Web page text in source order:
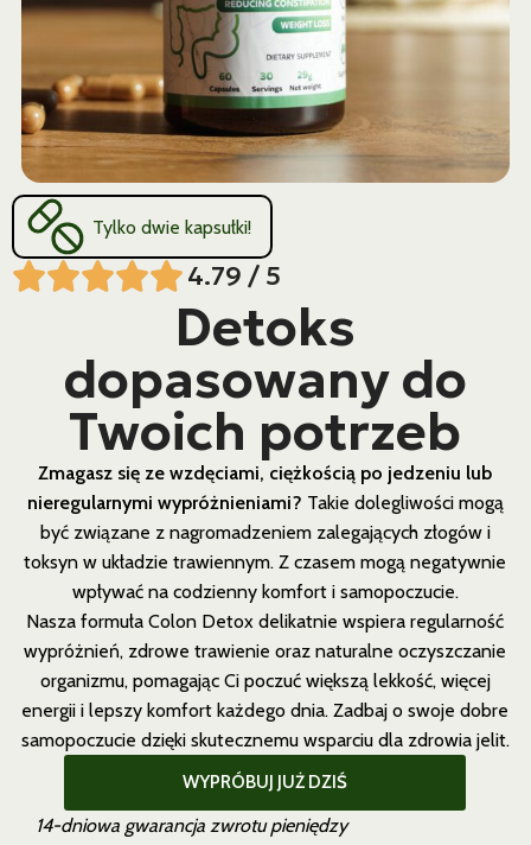
Tylko dwie kapsułki!
4.79 / 5
Detoks
dopasowany do
Twoich potrzeb
Zmagasz się ze wzdęciami, ciężkością po jedzeniu lub
nieregularnymi wypróżnieniami? Takie dolegliwości mogą
być związane z nagromadzeniem zalegających złogów i
toksyn w układzie trawiennym. Z czasem mogą negatywnie
wpływać na codzienny komfort i samopoczucie.
Nasza formuła Colon Detox delikatnie wspiera regularność
wypróżnień, zdrowe trawienie oraz naturalne oczyszczanie
organizmu, pomagając Ci poczuć większą lekkość, więcej
energii i lepszy komfort każdego dnia. Zadbaj o swoje dobre
samopoczucie dzięki skutecznemu wsparciu dla zdrowia jelit.
WYPRÓBUJ JUŻ DZIŚ
14-dniowa gwarancja zwrotu pieniędzy